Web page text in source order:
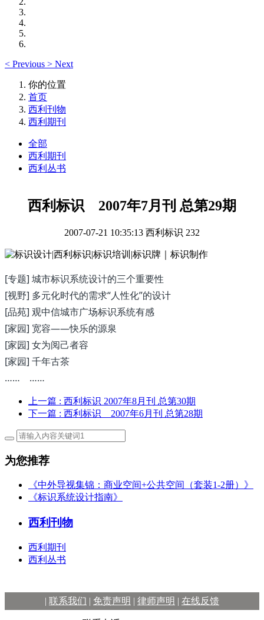
< Previous > Next
你的位置
首页
西利刊物
西利期刊
全部
西利期刊
西利丛书
西利标识 2007年7月刊 总第29期
2007-07-21 10:35:13 西利标识 232
[专题] 城市标识系统设计的三个重要性
[视野] 多元化时代的需求“人性化”的设计
[品苑] 观中信城市广场标识系统有感
[家园] 宽容——快乐的源泉
[家园] 女为阅己者容
[家园] 千年古茶
…… ……
上一篇 : 西利标识 2007年8月刊 总第30期
下一篇 : 西利标识 2007年6月刊 总第28期
为您推荐
《中外导视集锦：商业空间+公共空间（套装1-2册）》
《标识系统设计指南》
西利刊物
西利期刊
西利丛书
| 联系我们 | 免责声明 | 律师声明 | 在线反馈